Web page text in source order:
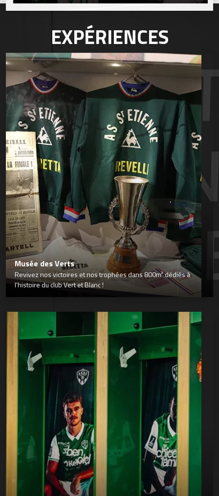
EXPÉRIENCES
Musée des Verts
Revivez nos victoires et nos trophées dans 800m² dédiés à
l’histoire du club Vert et Blanc !